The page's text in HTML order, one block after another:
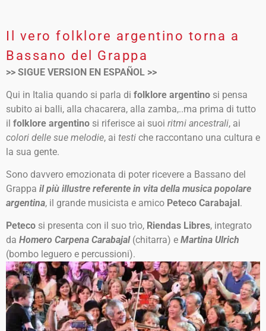
Il vero folklore argentino torna a
Bassano del Grappa
>> SIGUE VERSION EN ESPAÑOL >>
Qui in Italia quando si parla di folklore argentino si pensa
subito ai balli, alla chacarera, alla zamba,..ma prima di tutto
il folklore argentino si riferisce ai suoi ritmi ancestrali, ai
colori delle sue melodie, ai testi che raccontano una cultura e
la sua gente.
Sono davvero emozionata di poter ricevere a Bassano del
Grappa il più illustre referente in vita della musica popolare
argentina, il grande musicista e amico Peteco Carabajal .
Peteco si presenta con il suo trìo, Riendas Libres, integrato
da Homero Carpena Carabajal (chitarra) e Martina Ulrich
(bombo leguero e percussioni).